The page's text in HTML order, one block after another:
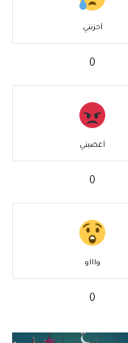
أحزنني
0
أغضبني
0
واااو
0